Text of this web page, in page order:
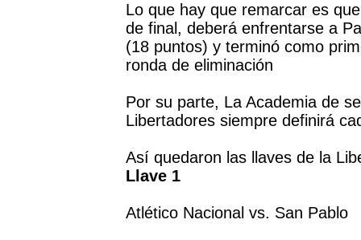
Lo que hay que remarcar es
de final, deberá enfrentarse a
(18 puntos) y terminó como
ronda de eliminación
Por su parte, La Academia de
Libertadores siempre definirá
Así quedaron las llaves de la
Llave 1
Atlético Nacional vs. San Pablo